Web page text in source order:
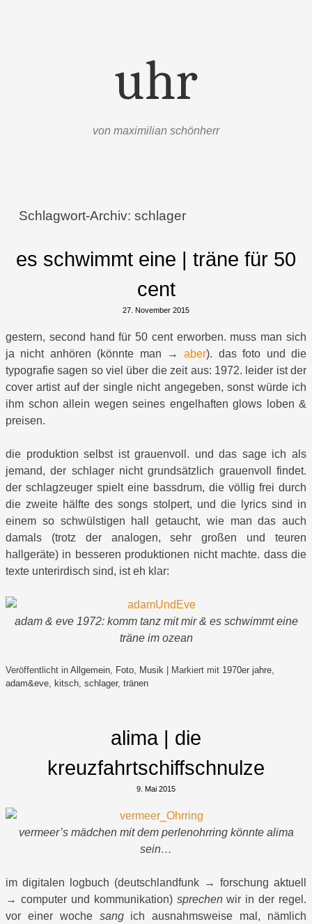
uhr
von maximilian schönherr
Schlagwort-Archiv:schlager
es schwimmt eine | träne für 50
cent
27. November 2015
gestern, second hand für 50 cent erworben. muss man sich
ja nicht anhören (könnte man →aber). das foto und die
typografie sagen so viel über die zeit aus: 1972. leider ist der
cover artist auf der single nicht angegeben, sonst würde ich
ihm schon allein wegen seines engelhaften glows loben &
preisen.
die produktion selbst ist grauenvoll. und das sage ich als
jemand, der schlager nicht grundsätzlich grauenvoll findet.
der schlagzeuger spielt eine bassdrum, die völlig frei durch
die zweite hälfte des songs stolpert, und die lyrics sind in
einem so schwülstigen hall getaucht, wie man das auch
damals (trotz der analogen, sehr großen und teuren
hallgeräte) in besseren produktionen nicht machte. dass die
texte unterirdisch sind, ist eh klar:
adam & eve 1972: komm tanz mit mir & es schwimmt eine
träne im ozean
Veröffentlicht in Allgemein, Foto, Musik Markiert mit 1970er jahre,
adam&eve, kitsch, schlager, tränen
alima | die
kreuzfahrtschiffschnulze
9. Mai 2015
vermeer’s mädchen mit dem perlenohrring könnte alima
sein…
im digitalen logbuch (deutschlandfunk → forschung aktuell
→ computer und kommunikation) sprechenwir in der regel.
vor einer woche sangich ausnahmsweise mal, nämlich